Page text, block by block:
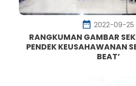
2022-09-25
RANGKUMAN GAMBAR
PENDEK KEUSAHAWANAN
BEAT’